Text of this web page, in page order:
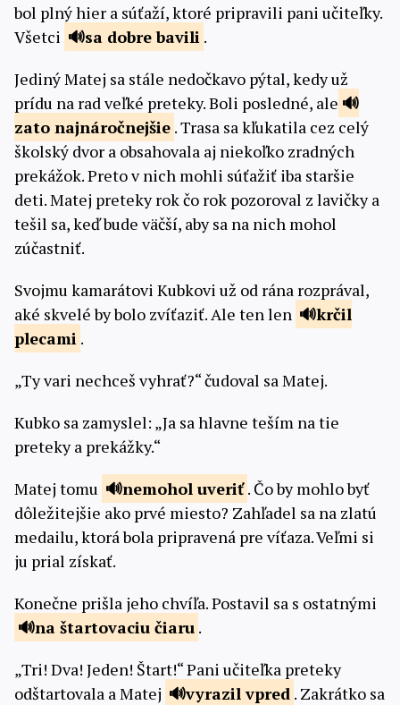
bol plný hier a súťaží, ktoré pripravili pani učiteľky.
Všetci
sa dobrebavili .
Jediný Matej sa ​​stále nedočkavo pýtal, kedy už
prídu na rad veľké preteky. Boli posledné, ale
zato najnáročnejšie . Trasa sa kľukatila cez celý
školský dvor a obsahovala aj niekoľko zradných
prekážok. Preto v nich mohli súťažiť iba staršie
deti. Matej preteky rok čo rok pozoroval z lavičky a
tešil sa, keď bude väčší, aby sa na nich mohol
zúčastniť.
Svojmu kamarátovi Kubkovi už od rána rozprával,
aké skvelé by bolo zvíťaziť. Ale ten len
krčil
plecami .
„Ty vari nechceš vyhrať?“ čudoval sa Matej.
Kubko sa zamyslel: „Ja sa hlavne teším na tie
preteky a prekážky.“
Matej tomu
nemohol uveriť . Čo by mohlo byť
dôležitejšie ako prvé miesto? Zahľadel sa na zlatú
medailu, ktorá bola pripravená pre víťaza. Veľmi si
ju prial získať.
Konečne prišla jeho chvíľa. Postavil sa s ostatnými
na štartovaciu čiaru .
„Tri! Dva! Jeden! Štart!“ Pani učiteľka preteky
odštartovala a Matej
vyrazilvpred . Zakrátko sa